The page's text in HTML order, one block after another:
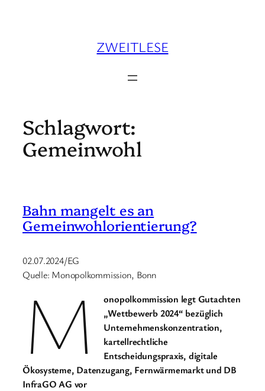
ZWEITLESE
Schlagwort:
Gemeinwohl
Bahn mangelt es an
Gemeinwohlorientierung?
02.07.2024/EG
Quelle: Monopolkommission, Bonn
M
onopolkommission legt Gutachten
„Wettbewerb 2024“ bezüglich
Unternehmenskonzentration,
kartellrechtliche
Entscheidungspraxis, digitale
Ökosysteme, Datenzugang, Fernwärmemarkt und DB
InfraGO AG vor